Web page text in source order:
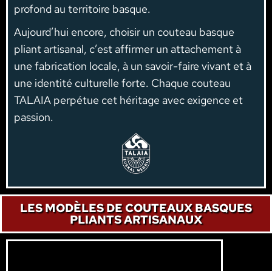
profond au territoire basque.
Aujourd’hui encore, choisir un couteau basque
pliant artisanal, c’est affirmer un attachement à
une fabrication locale, à un savoir-faire vivant et à
une identité culturelle forte. Chaque couteau
TALAIA perpétue cet héritage avec exigence et
passion.
LES MODÈLES DE COUTEAUX BASQUES
PLIANTS ARTISANAUX